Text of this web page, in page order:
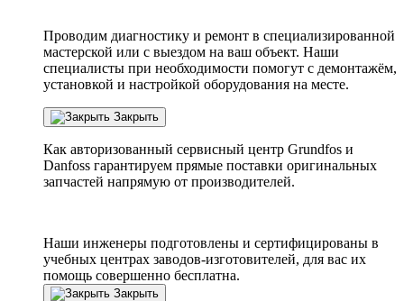
Проводим диагностику и ремонт в специализированной
мастерской или с выездом на ваш объект. Наши
специалисты при необходимости помогут с демонтажём,
установкой и настройкой оборудования на месте.
Закрыть
Как авторизованный сервисный центр Grundfos и
Danfoss гарантируем прямые поставки оригинальных
запчастей напрямую от производителей.
Наши инженеры подготовлены и сертифицированы в
учебных центрах заводов-изготовителей, для вас их
помощь совершенно бесплатна.
Закрыть